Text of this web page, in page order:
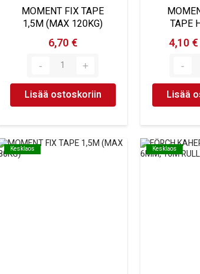
MOMENT FIX TAPE
1,5M (MAX 120KG)
6,70 €
Lisää ostoskoriin
TAPE
4,10 €
Lisää
Kesklaos
Kesklaos Kesklaos
Kesklaos